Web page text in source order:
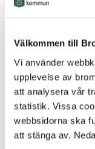
Välkommen till
Vi använder
upplevelse av
att analysera vår
statistik. Vissa
webbsidorna ska
att stänga av.
Hela veckan
Lämna in sport-
Kulturpunkten.
Plats:
Tid: